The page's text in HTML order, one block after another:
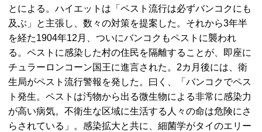
とによる。ハイエットは「ペスト流行は必ずバンコクにも
及ぶ」と主張し、数々の対策を提案した。それから3年半
を経た1904年12月、ついにバンコクもペストに襲われ
る。ペストに感染した村の住民を隔離することが、即座に
チュラーロンコーン国王に進言された。2カ月後には、衛
生局がペスト流行警報を発した。曰く、「バンコクでペス
ト発生。ペストは汚物から出る微生物による非常に感染力
が高い病気。不衛生な区域に生活する人々の命は危険にさ
らされている」。感染拡大と共に、細菌学がタイのエリー